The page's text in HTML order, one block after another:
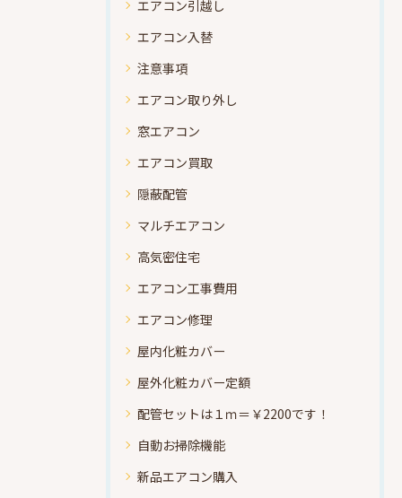
エアコン引越し
エアコン入替
注意事項
エアコン取り外し
窓エアコン
エアコン買取
隠蔽配管
マルチエアコン
高気密住宅
エアコン工事費用
エアコン修理
屋内化粧カバー
屋外化粧カバー定額
配管セットは１ｍ＝￥2200です！
自動お掃除機能
新品エアコン購入